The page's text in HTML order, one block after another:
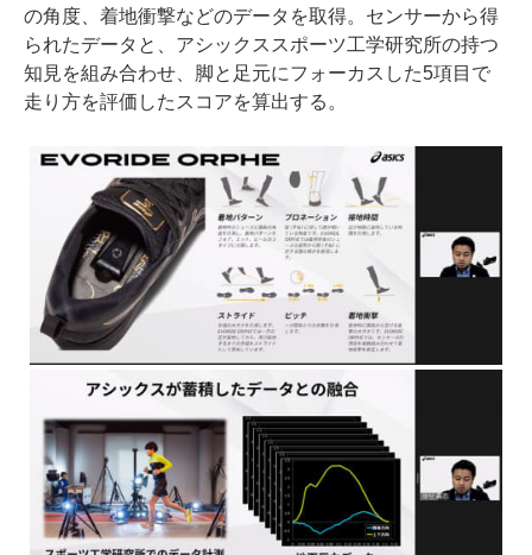
の角度、着地衝撃などのデータを取得。センサーから得
られたデータと、アシックススポーツ工学研究所の持つ
知見を組み合わせ、脚と足元にフォーカスした5項目で
走り方を評価したスコアを算出する。